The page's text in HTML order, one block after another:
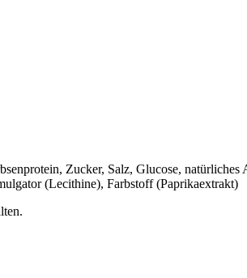
Zucker, Salz, Glucose,
(Lecithine), Farbstoff (Paprikaextrakt)